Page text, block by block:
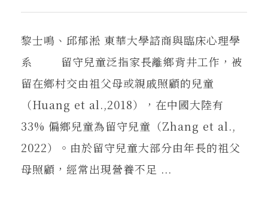
黎士鳴、邱郁淞 東華大學諮商與臨床心理學
系 留守兒童泛指家長離鄉背井工作，被
留在鄉村交由祖父母或親戚照顧的兒童
（Huang et al.,2018），在中國大陸有
33% 偏鄉兒童為留守兒童（Zhang et al.,
2022）。由於留守兒童大部分由年長的祖父
母照顧，經常出現營養不足 ...